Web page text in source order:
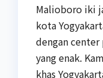
Malioboro iki
kota
dengan
yang enak.
khas